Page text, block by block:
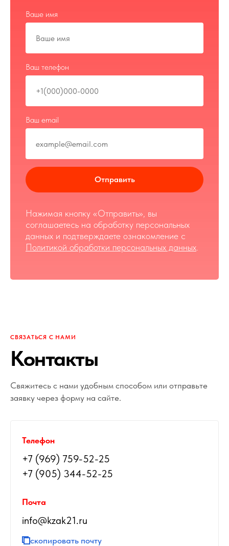
Ваше имя
Ваш телефон
Ваш email
Отправить
Нажимая кнопку «Отправить», вы
соглашаетесь на обработку персональных
данных и подтверждаете ознакомление с
Политикой обработки персональных данных
СВЯЗАТЬСЯ С НАМИ
Контакты
Свяжитесь с нами удобным способом или отправьте
заявку через форму на сайте.
Телефон
+7 (969) 759-52-25
+7 (905) 344-52-25
Почта
info@kzak21.ru
скопировать почту